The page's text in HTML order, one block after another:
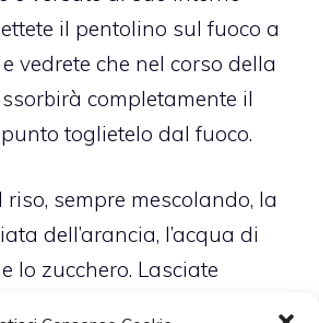
il pentolino sul fuoco a
vedrete che nel corso della
completamente il
toglietelo dal fuoco.
sempre mescolando, la
dell’arancia, l’acqua di
lo zucchero. Lasciate